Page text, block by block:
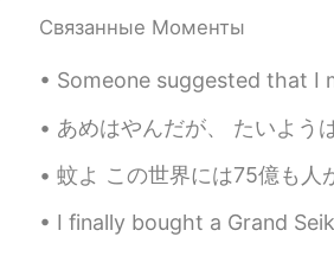
Связанные Моменты
Someone suggested that I make 떡볶이 for dinner~ But I made 라볶이
あめはやんだが、 たいようはでてこなかった。- The rain stopped, but the sun
蚊よ この世界には75億も人がいるんだよ？ 僕が特に美味しくないと思うよ？ あれか？前世で大量のあなたの蚊の仲間たちをいなくさ
I finally bought a Grand Seiko! I’ve wanted one for quite a